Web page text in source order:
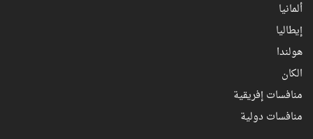
ألمانيا
إيطاليا
هولندا
الكان
منافسات إفريقية
منافسات دولية